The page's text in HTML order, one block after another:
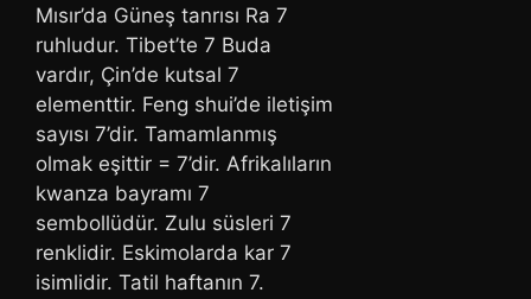
Mısır’da Güneş tanrısı Ra 7
ruhludur. Tibet’te 7 Buda
vardır, Çin’de kutsal 7
elementtir. Feng shui’de iletişim
sayısı 7’dir. Tamamlanmış
olmak eşittir = 7’dir. Afrikalıların
kwanza bayramı 7
sembollüdür. Zulu süsleri 7
renklidir. Eskimolarda kar 7
isimlidir. Tatil haftanın 7.